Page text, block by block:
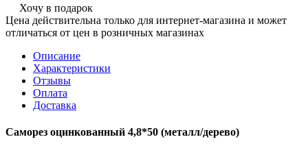
Хочу в подарок
Цена действительна только для интернет-магазина и может
отличаться от цен в розничных магазинах
Описание
Характеристики
Отзывы
Оплата
Доставка
Саморез оцинкованный 4,8*50 (металл/дерево)